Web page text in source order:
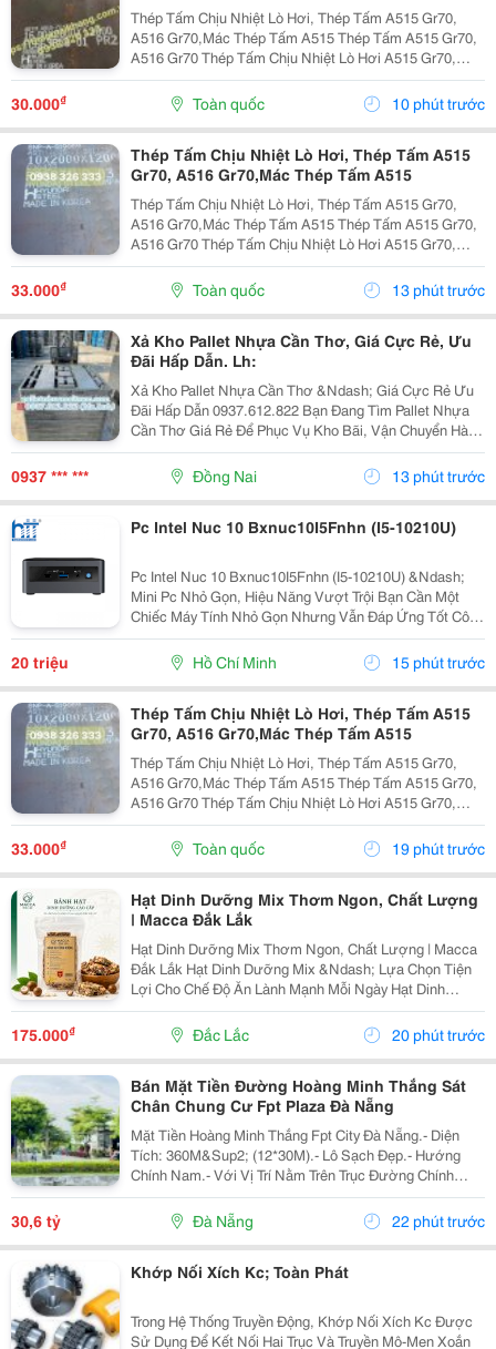
Thép Tấm Chịu Nhiệt Lò Hơi, Thép Tấm A515 Gr70,
A516 Gr70,Mác Thép Tấm A515 Thép Tấm A515 Gr70,
A516 Gr70 Thép Tấm Chịu Nhiệt Lò Hơi A515 Gr70,
A516 Gr70,20Mm,25Mm Thép Tấm Lò Hơi A515 Gr70
Là Loại Thép Hợp Kim Carbon-Silicon Chất Lượng
30.000₫ Toàn quốc 10 phút trước
Thép Tấm Chịu Nhiệt Lò Hơi, Thép Tấm A515
Gr70, A516 Gr70,Mác Thép Tấm A515
Thép Tấm Chịu Nhiệt Lò Hơi, Thép Tấm A515 Gr70,
A516 Gr70,Mác Thép Tấm A515 Thép Tấm A515 Gr70,
A516 Gr70 Thép Tấm Chịu Nhiệt Lò Hơi A515 Gr70,
A516 Gr70,20Mm,25Mm Thép Tấm Lò Hơi A515 Gr70
Là Loại Thép Hợp Kim Carbon-Silicon Chất Lượng
33.000₫ Toàn quốc 13 phút trước
Xả Kho Pallet Nhựa Cần Thơ, Giá Cực Rẻ, Ưu
Đãi Hấp Dẫn. Lh:
Xả Kho Pallet Nhựa Cần Thơ &Ndash; Giá Cực Rẻ Ưu
Đãi Hấp Dẫn 0937.612.822 Bạn Đang Tìm Pallet Nhựa
Cần Thơ Giá Rẻ Để Phục Vụ Kho Bãi, Vận Chuyển Hàng
Hóa Hay Xuất Khẩu? Đây Chính Là Cơ Hội Không Nên
Bỏ Lỡ! ✅ Vì Sao Nên Chọn Pallet Nhựa Xả Kho? ...
0937 *** *** Đồng Nai 13 phút trước
Pc Intel Nuc 10 Bxnuc10I5Fnhn (I5-10210U)
Pc Intel Nuc 10 Bxnuc10I5Fnhn (I5-10210U) &Ndash;
Mini Pc Nhỏ Gọn, Hiệu Năng Vượt Trội Bạn Cần Một
Chiếc Máy Tính Nhỏ Gọn Nhưng Vẫn Đáp Ứng Tốt Công
Việc Văn Phòng, Học Tập Hay Giải Trí? Pc Intel Nuc 10
Bxnuc10I5Fnhn (I5-10210U) Là Lựa Chọn Lý Tưởng...
20 triệu Hồ Chí Minh 15 phút trước
Thép Tấm Chịu Nhiệt Lò Hơi, Thép Tấm A515
Gr70, A516 Gr70,Mác Thép Tấm A515
Thép Tấm Chịu Nhiệt Lò Hơi, Thép Tấm A515 Gr70,
A516 Gr70,Mác Thép Tấm A515 Thép Tấm A515 Gr70,
A516 Gr70 Thép Tấm Chịu Nhiệt Lò Hơi A515 Gr70,
A516 Gr70,20Mm,25Mm Thép Tấm Lò Hơi A515 Gr70
Là Loại Thép Hợp Kim Carbon-Silicon Chất Lượng
33.000₫ Toàn quốc 19 phút trước
Hạt Dinh Dưỡng Mix Thơm Ngon, Chất Lượng
| Macca Đắk Lắk
Hạt Dinh Dưỡng Mix Thơm Ngon, Chất Lượng | Macca
Đắk Lắk Hạt Dinh Dưỡng Mix &Ndash; Lựa Chọn Tiện
Lợi Cho Chế Độ Ăn Lành Mạnh Mỗi Ngày Hạt Dinh
Dưỡng Mix Là Sự Kết Hợp Của Nhiều Loại Hạt Giàu
Dưỡng Chất, Mang Đến Hương Vị Thơm Ngon Và Tiện
175.000₫ Đắc Lắc 20 phút trước
Bán Mặt Tiền Đường Hoàng Minh Thắng Sát
Chân Chung Cư Fpt Plaza Đà Nẵng
Mặt Tiền Hoàng Minh Thắng Fpt City Đà Nẵng.- Diện
Tích: 360M&Sup2; (12*30M).- Lô Sạch Đẹp.- Hướng
Chính Nam.- Với Vị Trí Nằm Trên Trục Đường Chính
Thông Từ Sân Bay Quốc Tế Đà Nẵng Ra Đến Bãi Tắm
Tân Trà. Là Một Trong Những Tuyến Đường Huyết Mạch
30,6 tỷ Đà Nẵng 22 phút trước
Khớp Nối Xích Kc; Toàn Phát
Trong Hệ Thống Truyền Động, Khớp Nối Xích Kc Được
Sử Dụng Để Kết Nối Hai Trục Và Truyền Mô-Men Xoắn